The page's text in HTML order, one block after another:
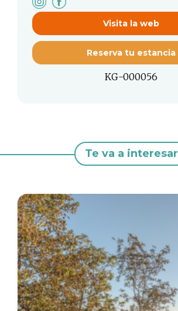
Visita la web
Reserva tu estancia
KG-000056
Te va a interesar